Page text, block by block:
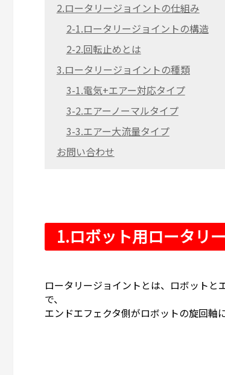
2.ロータリージョイントの仕組み
2-1.ロータリージョイントの構造
2-2.回転止めとは
3.ロータリージョイントの種類
3-1.電気+エアー対応タイプ
3-2.エアーノーマルタイプ
3-3.エアー大流量タイプ
お問い合わせ
1.ロボット用ロータリ
ロータリージョイントとは、ロボットと
で、
エンドエフェクタ側がロボットの旋回軸